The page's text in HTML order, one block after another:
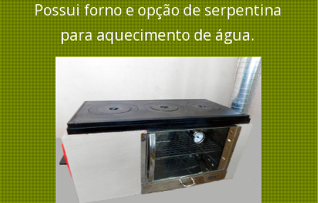
Possui forno e opção de serpentina
para aquecimento de água.